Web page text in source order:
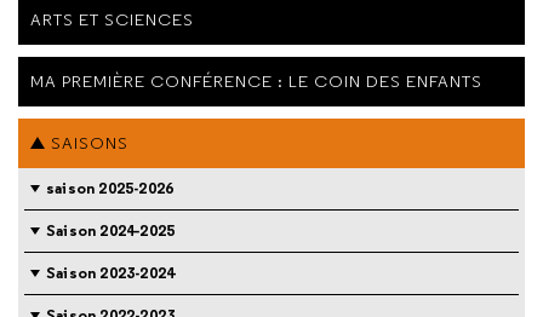
ARTS ET SCIENCES
MA PREMIÈRE CONFÉRENCE : LE COIN DES ENFANTS
SAISONS
saison 2025-2026
Saison 2024-2025
Saison 2023-2024